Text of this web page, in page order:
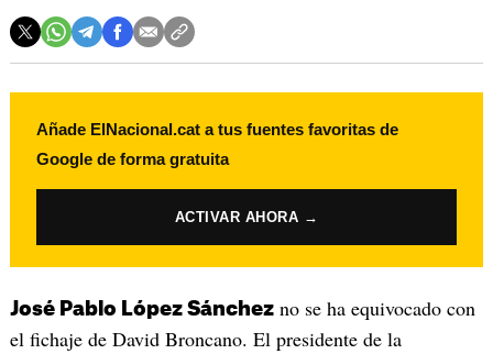
Añade ElNacional.cat a tus fuentes favoritas de
Google de forma gratuita
ACTIVAR AHORA →
José Pablo López Sánchezno se ha equivocado con
el fichaje de David Broncano. El presidente de la